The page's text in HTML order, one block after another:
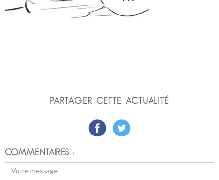
PARTAGER CETTE ACTUALITÉ
COMMENTAIRES :